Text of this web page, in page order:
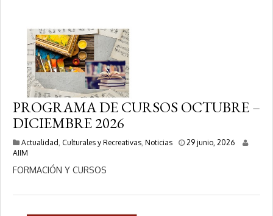
PROGRAMA DE CURSOS OCTUBRE –
DICIEMBRE 2026
Actualidad , Culturales y Recreativas, Noticias 29 junio, 20262
i
AIIM
FORMACIÓN Y CURSOS